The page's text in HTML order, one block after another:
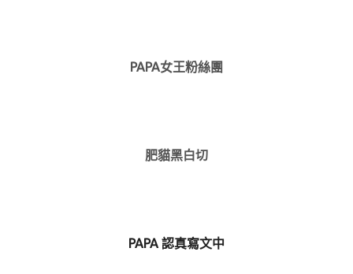
PAPA女王粉絲團
肥貓黑白切
PAPA 認真寫文中